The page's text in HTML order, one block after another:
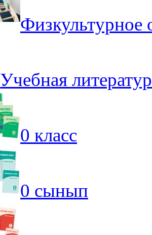
Физкультурное
Учебная
0 класс
0 сынып